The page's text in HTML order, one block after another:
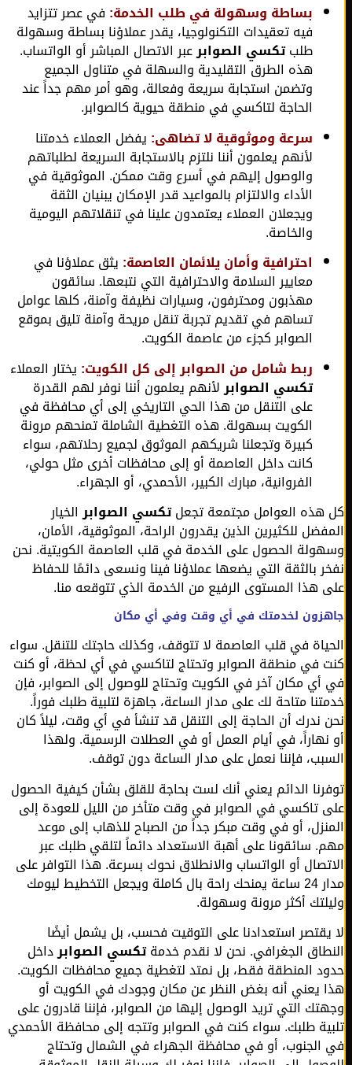
بساطة وسهولة في طلب الخدمة:في عصر تتزايد
فيه تعقيدات التكنولوجيا، يقدر عملاؤنا بساطة وسهولة
طلبتكسي الصوابرعبر الاتصال المباشر أو الواتساب.
هذه الطرق التقليدية والسهلة في متناول الجميع
وتضمن استجابة سريعة وفعالة، وهو أمر مهم جداً عند
الحاجة لتاكسي في منطقة حيوية كالصوابر.
سرعة وموثوقية لا تضاهى:يفضل العملاء خدمتنا
لأنهم يعلمون أننا نلتزم بالاستجابة السريعة لطلباتهم
والوصول إليهم في أسرع وقت ممكن. الموثوقية في
الأداء والالتزام بالمواعيد قدر الإمكان يبنيان الثقة
ويجعلان العملاء يعتمدون علينا في تنقلاتهم اليومية
والخاصة.
احترافية وأمان يلائمان العاصمة:يثق عملاؤنا في
معايير السلامة والاحترافية التي نتبعها. سائقون
مهذبون ومحترفون، وسيارات نظيفة وآمنة، كلها عوامل
تساهم في تقديم تجربة تنقل مريحة وآمنة تليق بموقع
الصوابر كجزء من عاصمة الكويت.
ربط شامل من الصوابر إلى كل الكويت:يختار العملاء
تكسي الصوابرلأنهم يعلمون أننا نوفر لهم القدرة
على التنقل من هذا الحي التاريخي إلى أي محافظة في
الكويت بسهولة. هذه التغطية الشاملة تمنحهم مرونة
كبيرة وتجعلنا شريكهم الموثوق لجميع رحلاتهم، سواء
كانت داخل العاصمة أو إلى محافظات أخرى مثل حولي،
الفروانية، مبارك الكبير، الأحمدي، أو الجهراء.
العوامل مجتمعة تجعلتكسي الصوابرالخيار
للكثيرين الذين يقدرون الراحة، الموثوقية، الأمان،
الحصول على الخدمة في قلب العاصمة الكويتية. نحن
بالثقة التي يضعها عملاؤنا فينا ونسعى دائمًا للحفاظ
هذا المستوى الرفيع من الخدمة الذي تتوقعه منا.
لخدمتك في أي وقت وفي أي مكان
في قلب العاصمة لا تتوقف، وكذلك حاجتك للتنقل. سواء
في منطقة الصوابر وتحتاج لتاكسي في أي لحظة، أو كنت
مكان آخر في الكويت وتحتاج للوصول إلى الصوابر، فإن
متاحة لك على مدار الساعة، جاهزة لتلبية طلبك فوراً.
ندرك أن الحاجة إلى التنقل قد تنشأ في أي وقت، ليلاً كان
في أيام العمل أو في العطلات الرسمية. ولهذا
فإننا نعمل على مدار الساعة دون توقف.
الدائم يعني أنك لست بحاجة للقلق بشأن كيفية الحصول
تاكسي في الصوابر في وقت متأخر من الليل للعودة إلى
أو في وقت مبكر جداً من الصباح للذهاب إلى موعد
سائقونا على أهبة الاستعداد دائماً لتلقي طلبك عبر
أو الواتساب والانطلاق نحوك بسرعة. هذا التوافر على
مدار 24 ساعة يمنحك راحة بال كاملة ويجعل التخطيط ليومك
أكثر مرونة وسهولة.
استعدادنا على التوقيت فحسب، بل يشمل أيضًا
الجغرافي. نحن لا نقدم خدمةتكسي الصوابرداخل
المنطقة فقط، بل نمتد لتغطية جميع محافظات الكويت.
يعني أنه بغض النظر عن مكان وجودك في الكويت أو
التي تريد الوصول إليها من الصوابر، فإننا قادرون على
طلبك. سواء كنت في الصوابر وتتجه إلى محافظة الأحمدي
أو في محافظة الجهراء في الشمال وتحتاج